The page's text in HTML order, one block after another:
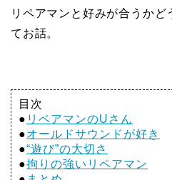
リペアマンと好みが合うかど
てお話。
目次
● リペアマンのUさん
●オールドサウンドが好き
●“遊び”の大切さ
●拘りの強いリペアマン